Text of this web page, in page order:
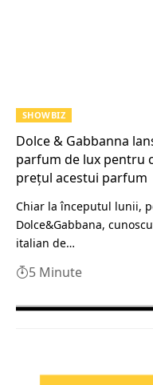
SHOWBIZ
Dolce & Gabbanna
parfum de lux pentru
prețul acestui parfum
Chiar la începutul lunii,
Dolce&Gabbana,
italian de…
5 Minute